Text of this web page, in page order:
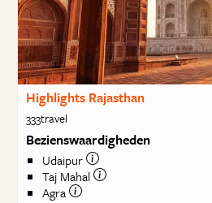
Highlights Rajasthan
333travel
Bezienswaardigheden
Udaipur
Taj Mahal
Agra